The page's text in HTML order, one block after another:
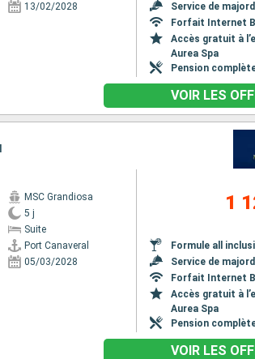
13/02/2028
Service de
Forfait Internet
Accès gratuit à
Aurea Spa
Pension
VOIR LES
MSC Grandiosa
5 j
Suite
Port Canaveral
05/03/2028
1
Formule all
Service de
Forfait Internet
Accès gratuit à
Aurea Spa
Pension
VOIR LES